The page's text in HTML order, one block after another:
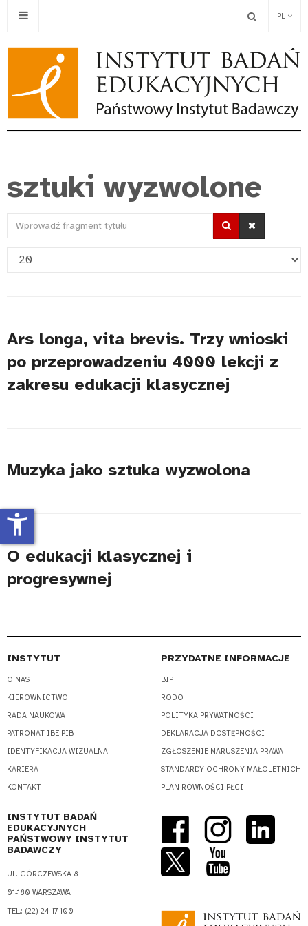
PL
sztuki wyzwolone
Wprowadź
tytułu
Pokaż
Ars longa, vita brevis. Trzy wnioski
po przeprowadzeniu 4000 lekcji z
zakresu edukacji klasycznej
Muzyka jako sztuka wyzwolona
O edukacji klasycznej i
progresywnej
INSTYTUT
O NAS
KIEROWNICTWO
RADA NAUKOWA
PATRONAT IBE PIB
IDENTYFIKACJA WIZUALNA
KARIERA
KONTAKT
PRZYDATNE INFORMACJE
BIP
RODO
POLITYKA PRYWATNOŚCI
DEKLARACJA DOSTĘPNOŚCI
ZGŁOSZENIE NARUSZENIA PRAWA
STANDARDY OCHRONY MAŁOLETNICH
PLAN RÓWNOŚCI PŁCI
INSTYTUT BADAŃ
EDUKACYJNYCH
PAŃSTWOWY INSTYTUT
BADAWCZY
UL. GÓRCZEWSKA 8
01-180 WARSZAWA
TEL.: (22) 24-17-100
accessibility_new